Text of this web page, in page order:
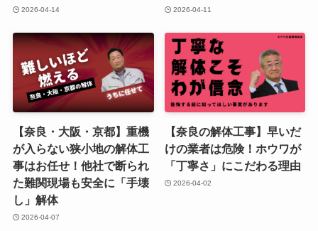
2026-04-14 2026-04-11
【奈良・大阪・京都】重機
が入らない狭小地の解体工
事はお任せ！他社で断られ
た難関現場も安全に「手壊
し」解体
2026-04-07
【奈良の解体工事】早いだ
けの業者は危険！ホウワが
「丁寧さ」にこだわる理由
2026-04-02